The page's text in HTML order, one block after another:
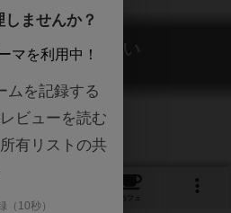
川中島の戦い
VS SHINGEN
カフェ
ませんか？
マを利用中！
ムを記録する
ビューを読む
有リストの共
（10秒）